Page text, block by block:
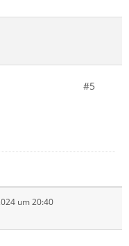
#5
um 20:40